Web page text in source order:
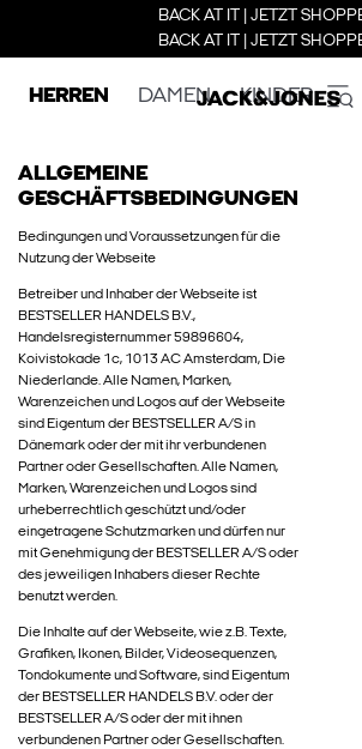
BACK AT IT | JETZT
BACK AT IT | JETZT
HERREN DAMEN KINDER
ALLGEMEINE
GESCHÄFTSBEDINGUNGEN
Bedingungen und Voraussetzungen für die
Nutzung der Webseite
Betreiber und Inhaber der Webseite ist
BESTSELLER HANDELS B.V.,
Handelsregisternummer 59896604,
Koivistokade 1c, 1013 AC Amsterdam, Die
Niederlande. Alle Namen, Marken,
Warenzeichen und Logos auf der Webseite
sind Eigentum der BESTSELLER A/S in
Dänemark oder der mit ihr verbundenen
Partner oder Gesellschaften. Alle Namen,
Marken, Warenzeichen und Logos sind
urheberrechtlich geschützt und/oder
eingetragene Schutzmarken und dürfen nur
mit Genehmigung der BESTSELLER A/S oder
des jeweiligen Inhabers dieser Rechte
benutzt werden.
Die Inhalte auf der Webseite, wie z.B. Texte,
Grafiken, Ikonen, Bilder, Videosequenzen,
Tondokumente und Software, sind Eigentum
der BESTSELLER HANDELS B.V. oder der
BESTSELLER A/S oder der mit ihnen
verbundenen Partner oder Gesellschaften.